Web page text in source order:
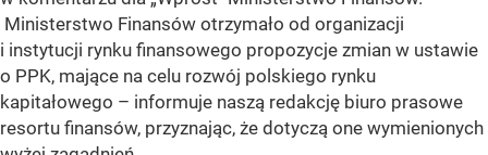
Ministerstwo Finansów otrzymało od organizacji
i instytucji rynku finansowego propozycje zmian w ustawie
o PPK, mające na celu rozwój polskiego rynku
kapitałowego – informuje naszą redakcję biuro prasowe
resortu finansów, przyznając, że dotyczą one wymienionych